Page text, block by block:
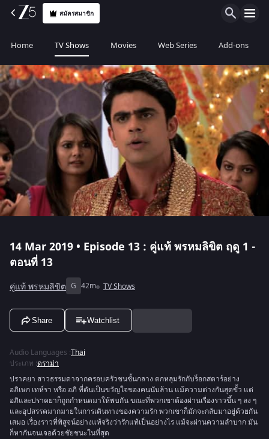
สมัครสมาชิก
Home TV Shows Movies Web Series Add-ons
14 Mar 2019 • Episode 13 : คู่แท้ พรหมลิขิต ฤดู 1 -
ตอนที่ 13
คู่แท้ พรหมลิขิต G 42m TV Shows
Share Watchlist
Audio Languages :Thai
ประเภท :ดราม่า
ปราคยา สาวธรรมดาจากครอบครัวชนชั้นกลาง ตกหลุมรักกับร็อกสตาร์อย่าง
อภิเษก เทห์รา หรือ อภิ ที่ดันเป็นขวัญใจของคนนับล้าน แม้ความต่างกันสุดขั้ว แต่
อภิและปราคยาก็ถูกกำหนดมาให้พบกัน ขณะที่พวกเขาต้องผ่านเรื่องราวขึ้น ๆ ลง ๆ
และอุปสรรคมากมายในการเดินทางของความรัก พวกเขาก็มักจะกลับมาอยู่ด้วยกัน
เสมอ เรื่องราวที่พิสูจน์อย่างแท้จริงว่ารักแท้เป็นอย่างไร แม้จะผ่านความลำบาก มัน
ก็หากันจนเจอด้วยชัยชนะในที่สุด